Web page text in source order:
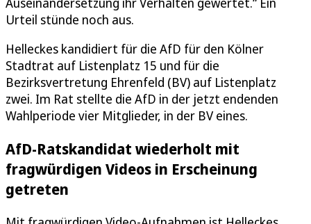
Urteil stünde noch aus.
Helleckes kandidiert für die AfD für den Kölner
Stadtrat auf Listenplatz 15 und für die
Bezirksvertretung Ehrenfeld (BV) auf Listenplatz
zwei. Im Rat stellte die AfD in der jetzt endenden
Wahlperiode vier Mitglieder, in der BV eines.
AfD-Ratskandidat wiederholt mit
fragwürdigen Videos in Erscheinung
getreten